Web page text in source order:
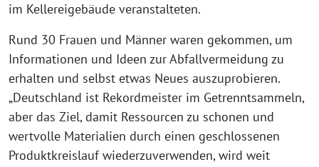
im Kellereigebäude veranstalteten.
Rund 30 Frauen und Männer waren gekommen, um
Informationen und Ideen zur Abfallvermeidung zu
erhalten und selbst etwas Neues auszuprobieren.
„Deutschland ist Rekordmeister im Getrenntsammeln,
aber das Ziel, damit Ressourcen zu schonen und
wertvolle Materialien durch einen geschlossenen
Produktkreislauf wiederzuverwenden, wird weit